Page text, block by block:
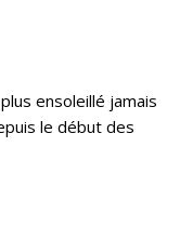
ensoleillé jamais
le début des